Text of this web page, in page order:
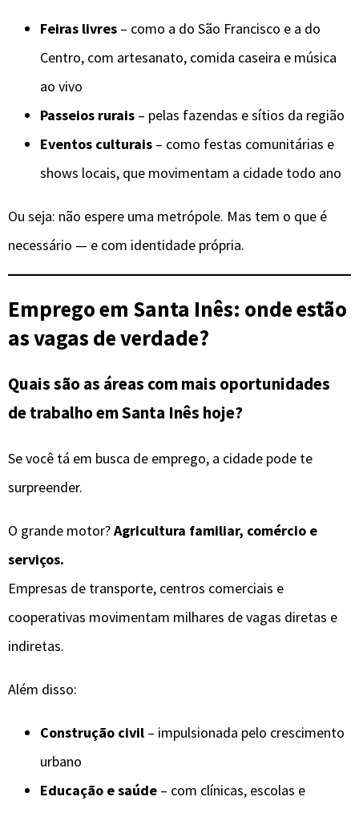
Feiras livres – como a do São Francisco e a do
Centro, com artesanato, comida caseira e música
ao vivo
Passeios rurais – pelas fazendas e sítios da região
Eventos culturais – como festas comunitárias e
shows locais, que movimentam a cidade todo ano
Ou seja: não espere uma metrópole. Mas tem o que é
necessário — e com identidade própria.
Emprego em Santa Inês: onde estão
as vagas de verdade?
Quais são as áreas com mais oportunidades
de trabalho em Santa Inês hoje?
Se você tá em busca de emprego, a cidade pode te
surpreender.
O grande motor?Agricultura familiar, comércio e
serviços.
Empresas de transporte, centros comerciais e
cooperativas movimentam milhares de vagas diretas e
indiretas.
Além disso:
Construção civil – impulsionada pelo crescimento
urbano
Educação e saúde – com clínicas, escolas e